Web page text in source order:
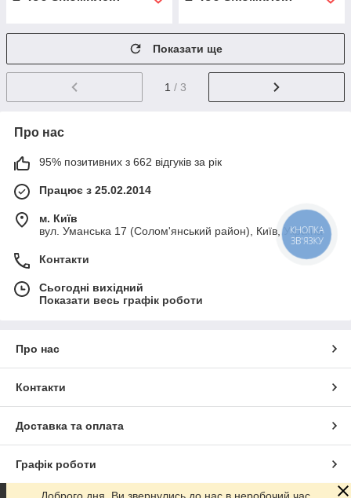
Показати ще
1 / 3
Про нас
95% позитивних з 662 відгуків за рік
Працює з 25.02.2014
м. Київ
вул. Уманська 17 (Солом'янський район), Київ, Україна
Контакти
Сьогодні вихідний
Показати весь графік роботи
Про нас
Контакти
Доставка та оплата
Графік роботи
КНОПКА
ЗВ'ЯЗКУ